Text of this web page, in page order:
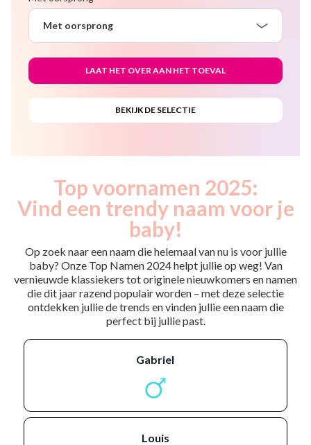
Met oorsprong
Top voornamen 2025:
Vind een trendy naam voor je
baby!
Op zoek naar een naam die helemaal van nu is voor jullie
baby? Onze Top Namen 2024 helpt jullie op weg! Van
vernieuwde klassiekers tot originele nieuwkomers en namen
die dit jaar razend populair worden – met deze selectie
ontdekken jullie de trends en vinden jullie een naam die
perfect bij jullie past.
gabriel
louis